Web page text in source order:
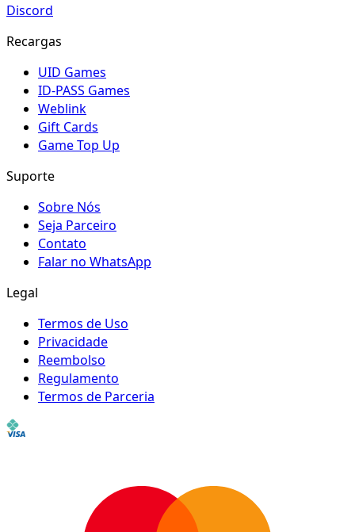
Discord
Recargas
UID Games
ID-PASS Games
Weblink
Gift Cards
Game Top Up
Suporte
Sobre Nós
Seja Parceiro
Contato
Falar no WhatsApp
Legal
Termos de Uso
Privacidade
Reembolso
Regulamento
Termos de Parceria